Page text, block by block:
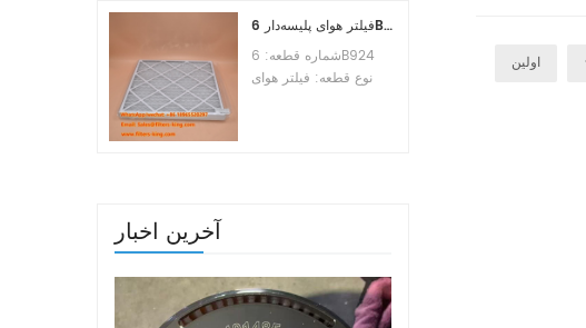
فیلتر هوای پلیسه‌دار 6B924 MERV 8
شماره قطعه: 6B924
نوع قطعه: فیلتر هوای
آخرین اخبار
اولین